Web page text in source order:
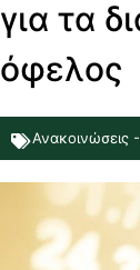
για τα
όφελος
Ανακοινώσεις